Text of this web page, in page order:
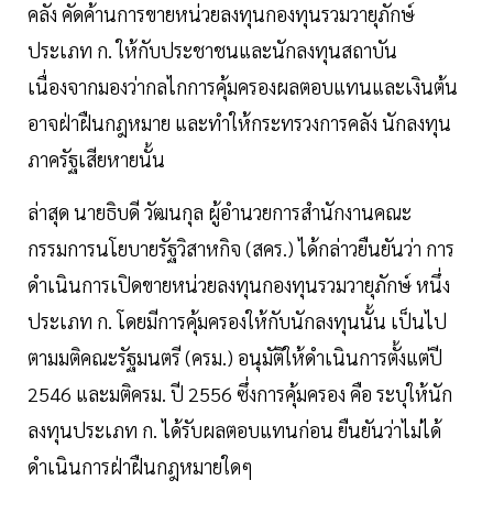
คลัง คัดค้านการขายหน่วยลงทุนกองทุนรวมวายุภักษ์
ประเภท ก. ให้กับประชาชนและนักลงทุนสถาบัน
เนื่องจากมองว่ากลไกการคุ้มครองผลตอบแทนและเงินต้น
อาจฝ่าฝืนกฎหมาย และทำให้กระทรวงการคลัง นักลงทุน
ภาครัฐเสียหายนั้น
ล่าสุด นายธิบดี วัฒนกุล ผู้อำนวยการสำนักงานคณะ
กรรมการนโยบายรัฐวิสาหกิจ (สคร.) ได้กล่าวยืนยันว่า การ
ดำเนินการเปิดขายหน่วยลงทุนกองทุนรวมวายุภักษ์ หนึ่ง
ประเภท ก. โดยมีการคุ้มครองให้กับนักลงทุนนั้น เป็นไป
ตามมติคณะรัฐมนตรี (ครม.) อนุมัติให้ดำเนินการตั้งแต่ปี
2546 และมติครม. ปี 2556 ซึ่งการคุ้มครอง คือ ระบุให้นัก
ลงทุนประเภท ก. ได้รับผลตอบแทนก่อน ยืนยันว่าไม่ได้
ดำเนินการฝ่าฝืนกฎหมายใดๆ